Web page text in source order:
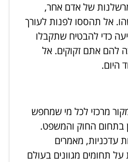
של אדם אחר,
אל תהססו לפנות לעורך
כדי להבטיח שתקבלו
להם אתם זקוקים. אל
היום.
מרכזי לכל מי שמחפש
בתחום החוק והמשפט.
עדכניות, מאמרים
על תחומים מגוונים בעולם